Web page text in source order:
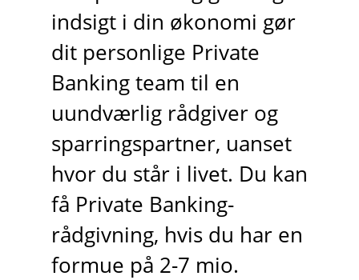
indsigt i din økonomi gør
dit personlige Private
Banking team til en
uundværlig rådgiver og
sparringspartner, uanset
hvor du står i livet. Du kan
få Private Banking-
rådgivning, hvis du har en
formue på 2-7 mio.